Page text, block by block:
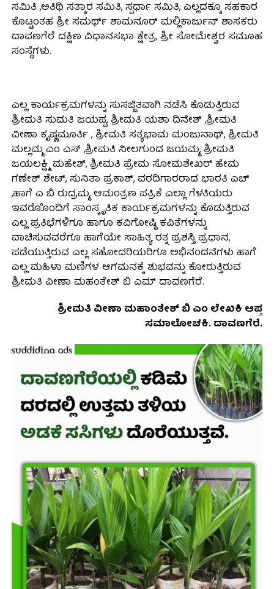
ಸಮಿತಿ ,ಅತಿಥಿ ಸತ್ಕಾರ ಸಮಿತಿ, ಸ್ಪರ್ಧಾ ಸಮಿತಿ, ಎಲ್ಲದಕ್ಕೂ ಸಹಕಾರ
ಕೊಟ್ಟಂತಹ ಶ್ರೀ ಸಮರ್ಥ್ ಶಾಮನೂರ್ ಮಲ್ಲಿಕಾರ್ಜುನ್ ಶಾಸಕರು
ದಾವಣಗೆರೆ ದಕ್ಷಿಣ ವಿಧಾನಸಭಾ ಕ್ಷೇತ್ರ, ಶ್ರೀ ಸೋಮೇಶ್ವರ ಸಮೂಹ
ಸಂಸ್ಥೆಗಳು.
ಎಲ್ಲ ಕಾರ್ಯಕ್ರಮಗಳನ್ನು ಸುಸಜ್ಜಿತವಾಗಿ ನಡೆಸಿ ಕೊಡುತ್ತಿರುವ
ಶ್ರೀಮತಿ ಸುಮತಿ ಜಯಪ್ಪ, ಶ್ರೀಮತಿ ಯಶಾ ದಿನೇಶ್ ,ಶ್ರೀಮತಿ
ವೀಣಾ ಕೃಷ್ಣಮೂರ್ತಿ , ಶ್ರೀಮತಿ ಸತ್ಯಭಾಮ ಮಂಜುನಾಥ್, ಶ್ರೀಮತಿ
ಮಲ್ಲಮ್ಮ ಎಂ ಎಸ್ ,ಶ್ರೀಮತಿ ನೀಲಗುಂದ ಜಯಮ್ಮ, ಶ್ರೀಮತಿ
ಜಯಲಕ್ಷ್ಮಿ ಮಹೇಶ್, ಶ್ರೀಮತಿ ಪ್ರೇಮ ಸೋಮಶೇಖರ್ ಹೇಮ
ಗಣೇಶ್ ಶೇಟ್, ಸುನಿತಾ ಪ್ರಕಾಶ್, ವರದಿಗಾರರಾದ ಭಾರತಿ ಎಚ್
,ಹಾಗೆ ಎ ಬಿ ರುದ್ರಮ್ಮ, ಆಮಂತ್ರಣ ಪತ್ರಿಕೆ ಎಲ್ಲಾ ಗೆಳತಿಯರು
ಇವರೊೊಂದಿಗೆ ಸಾಂಸ್ಕೃತಿಕ ಕಾರ್ಯಕ್ರಮಗಳನ್ನು ಕೊಡುತ್ತಿರುವ
ಎಲ್ಲ ಪ್ರತಿಭೆಗಳಿಗೂ ಹಾಗೂ ಕವಿಗೋಷ್ಠಿ ಕವಿತೆಗಳನ್ನು
ವಾಚಿಸುವವರೆಗೂ ಹಾಗೆಯೇ ಸಾಹಿತ್ಯ ರತ್ನ ಪ್ರಶಸ್ತಿ ಪ್ರಧಾನ,
ಪಡೆಯುತ್ತಿರುವ ಎಲ್ಲ ಸಹೋದರಿಯರಿಗೂ ಅಭಿನಂದನೆಗಳು ಹಾಗೆ
ಎಲ್ಲ ಮಹಿಳಾ ಮಣಿಗಳ ಆಗಮನಕ್ಕೆ ಶುಭವನ್ನು ಕೋರುತ್ತಿರುವ
ಶ್ರೀಮತಿ ವೀಣಾ ಮಹಂತೇಶ್ ಬಿ ಎಮ್ ದಾವಣಗೆರೆ.
ಶ್ರೀಮತಿ ವೀಣಾ ಮಹಾಂತೇಶ್ ಬಿ ಎಂ ಲೇಖಕಿ ಆಪ್ತ
ಸಮಾಲೋಚಕಿ. ದಾವಣಗೆರೆ.